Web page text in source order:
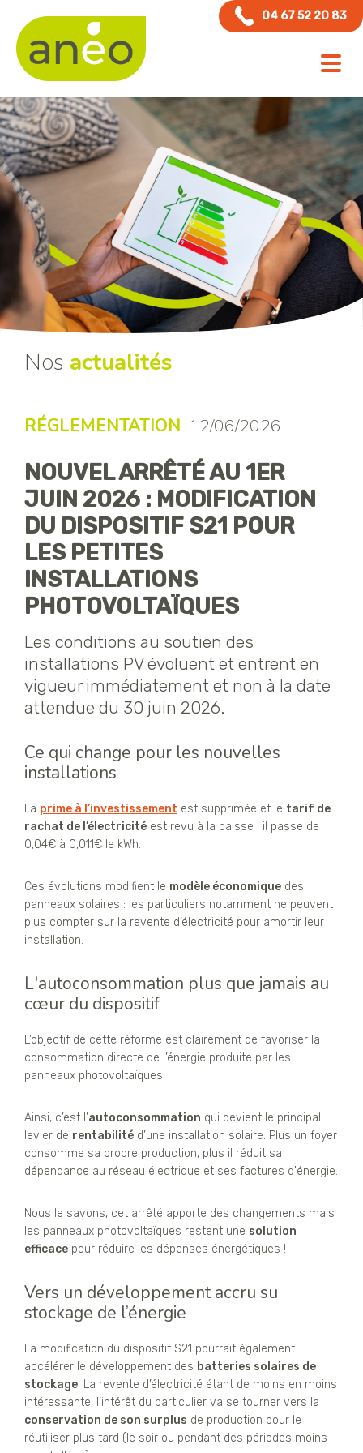
04 67 52 20 83
Nos actualités
RÉGLEMENTATION 12/06/2026
NOUVEL ARRÊTÉ AU 1ER
JUIN 2026 : MODIFICATION
DU DISPOSITIF S21 POUR
LES PETITES
INSTALLATIONS
PHOTOVOLTAÏQUES
Les conditions au soutien des
installations PV évoluent et entrent en
vigueur immédiatement et non à la date
attendue du 30 juin 2026.
Ce qui change pour les nouvelles
installations
La prime à l’investissement est supprimée et le tarif de
rachat de l’électricité est revu à la baisse : il passe de
0,04€ à 0,011€ le kWh.
Ces évolutions modifient le modèle économique des
panneaux solaires : les particuliers notamment ne peuvent
plus compter sur la revente d’électricité pour amortir leur
installation.
L'autoconsommation plus que jamais au
cœur du dispositif
L’objectif de cette réforme est clairement de favoriser la
consommation directe de l’énergie produite par les
panneaux photovoltaïques.
Ainsi, c’est l’autoconsommation qui devient le principal
levier de rentabilité d’une installation solaire. Plus un foyer
consomme sa propre production, plus il réduit sa
dépendance au réseau électrique et ses factures d'énergie.
Nous le savons, cet arrêté apporte des changements mais
les panneaux photovoltaïques restent une solution
efficace pour réduire les dépenses énergétiques !
Vers un développement accru su
stockage de l’énergie
La modification du dispositif S21 pourrait également
accélérer le développement des batteries solaires de
stockage. La revente d’électricité étant de moins en moins
intéressante, l’intérêt du particulier va se tourner vers la
conservation de son surplus de production pour le
réutiliser plus tard (le soir ou pendant des périodes moins